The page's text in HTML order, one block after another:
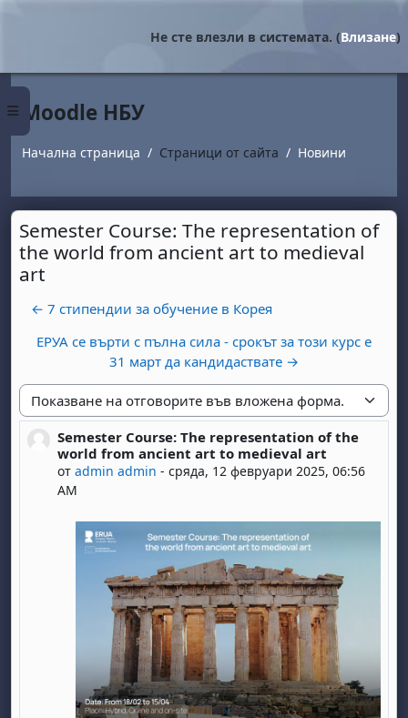
Страничен панел
Не сте влезли в системата. (Влизане)
Moodle НБУ
Начална страница Страници от сайта Новини
Semester Course: The representation of
the world from ancient art to medieval
art
← 7 стипендии за обучение в Корея
ЕРУА се върти с пълна сила - срокът за този курс е
31 март да кандидаствате →
Начин на показване
Semester Course: The representation of the
world from ancient art to medieval art
отadmin admin -сряда, 12 февруари 2025, 06:56
AM
Number of replies: 0